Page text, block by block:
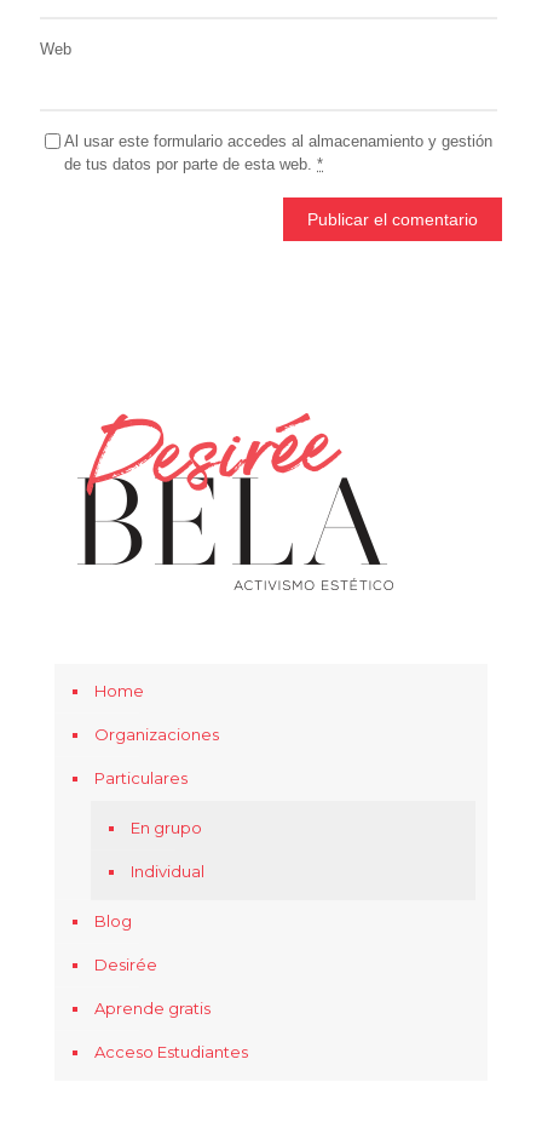
Web
Al usar este formulario accedes al almacenamiento y gestión
de tus datos por parte de esta web. *
Home
Organizaciones
Particulares
En grupo
Individual
Blog
Desirée
Aprende gratis
Acceso Estudiantes